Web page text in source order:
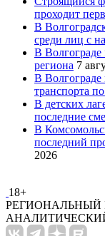
проходит
В
среди лиц с
В Волгограде
региона 7
В Волгограде
транспорта
В детских
последние
В
последний
2026
18+